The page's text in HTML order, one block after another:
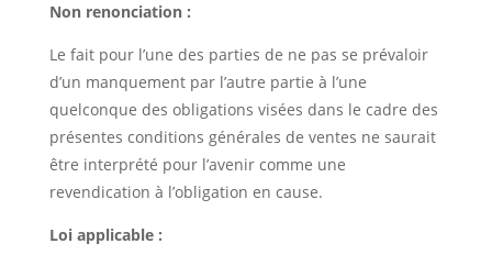
Non renonciation :
Le fait pour l’une des parties de ne pas se prévaloir
d’un manquement par l’autre partie à l’une
quelconque des obligations visées dans le cadre des
présentes conditions générales de ventes ne saurait
être interprété pour l’avenir comme une
revendication à l’obligation en cause.
Loi applicable :